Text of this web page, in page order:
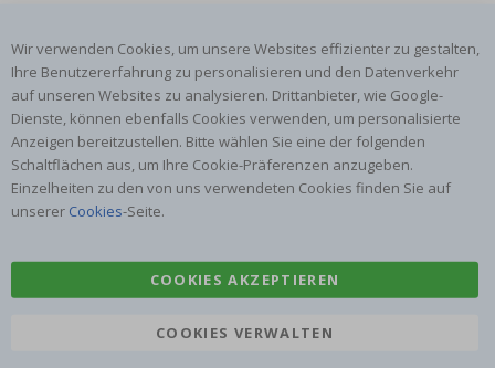
Wir verwenden Cookies, um unsere Websites effizienter zu gestalten,
Ihre Benutzererfahrung zu personalisieren und den Datenverkehr
auf unseren Websites zu analysieren. Drittanbieter, wie Google-
Dienste, können ebenfalls Cookies verwenden, um personalisierte
Anzeigen bereitzustellen. Bitte wählen Sie eine der folgenden
Schaltflächen aus, um Ihre Cookie-Präferenzen anzugeben.
Einzelheiten zu den von uns verwendeten Cookies finden Sie auf
unserer Cookies-Seite.
COOKIES AKZEPTIEREN
COOKIES VERWALTEN